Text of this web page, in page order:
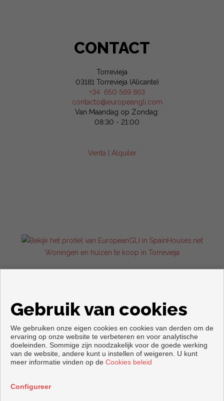
CONTACT
Torrevieja
03181 Torrevieja (Alicante)
+34 650 569 863
contacto@europeangli.com
Van Maandag op Zondag:
08:30 - 21:00
Venta Alquiler
Woningen en huizen te koop in Torrevieja
Copyright © 2026. alle rechten voorbehouden.
Voorwaarden en privacybeleid|Privacybeleid
Gebruik van cookies
We gebruiken onze eigen cookies en cookies van derden om de
ervaring op onze website te verbeteren en voor analytische
doeleinden. Sommige zijn noodzakelijk voor de goede werking
van de website, andere kunt u instellen of weigeren. U kunt
meer informatie vinden op de Cookies beleid
Configureer